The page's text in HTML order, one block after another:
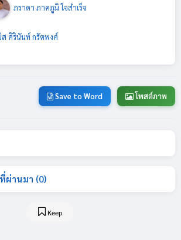
ภราดา ภาคภูมิ ใจสำเร็จ
ศิรินันท์ กรัตพงศ์
Save to Word โพสต์ภาพ
ผ่านมา (0)
Keep